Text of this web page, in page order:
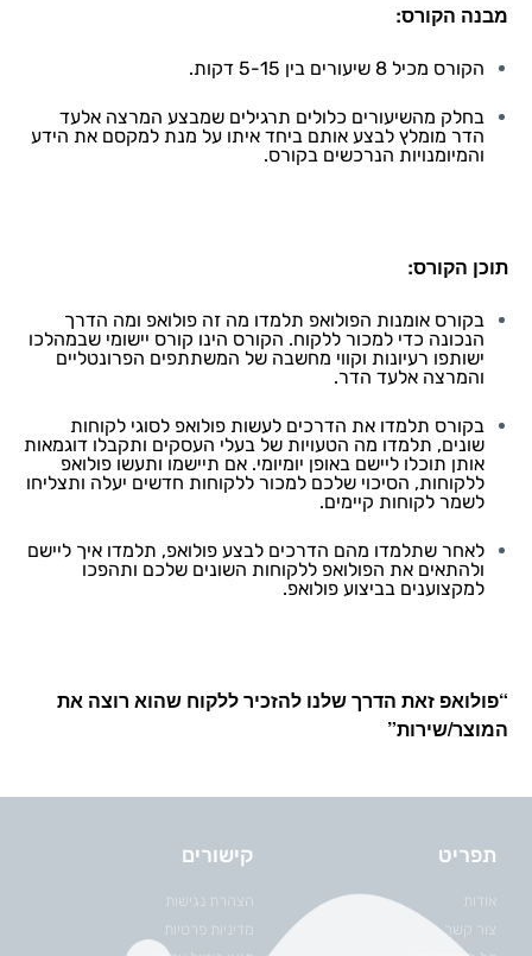
מבנה הקורס:
הקורס מכיל 8 שיעורים בין 5-15 דקות.
בחלק מהשיעורים כלולים תרגילים שמבצע המרצה אלעד
הדר מומלץ לבצע אותם ביחד איתו על מנת למקסם את הידע
והמיומנויות הנרכשים בקורס.
תוכן הקורס:
בקורס אומנות הפולואפ תלמדו מה זה פולואפ ומה הדרך
הנכונה כדי למכור ללקוח. הקורס הינו קורס יישומי שבמהלכו
ישותפו רעיונות וקווי מחשבה של המשתתפים הפרונטליים
והמרצה אלעד הדר.
בקורס תלמדו את הדרכים לעשות פולואפ לסוגי לקוחות
שונים, תלמדו מה הטעויות של בעלי העסקים ותקבלו דוגמאות
אותן תוכלו ליישם באופן יומיומי. אם תיישמו ותעשו פולואפ
ללקוחות, הסיכוי שלכם למכור ללקוחות חדשים יעלה ותצליחו
לשמר לקוחות קיימים.
לאחר שתלמדו מהם הדרכים לבצע פולואפ, תלמדו איך ליישם
ולהתאים את הפולואפ ללקוחות השונים שלכם ותהפכו
למקצוענים בביצוע פולואפ.
“פולואפ זאת הדרך שלנו להזכיר ללקוח שהוא רוצה את
המוצר/שירות”
תפריט
אודות
צור קשר
קישורים
הצהרת נגישות
מדיניות פרטיות